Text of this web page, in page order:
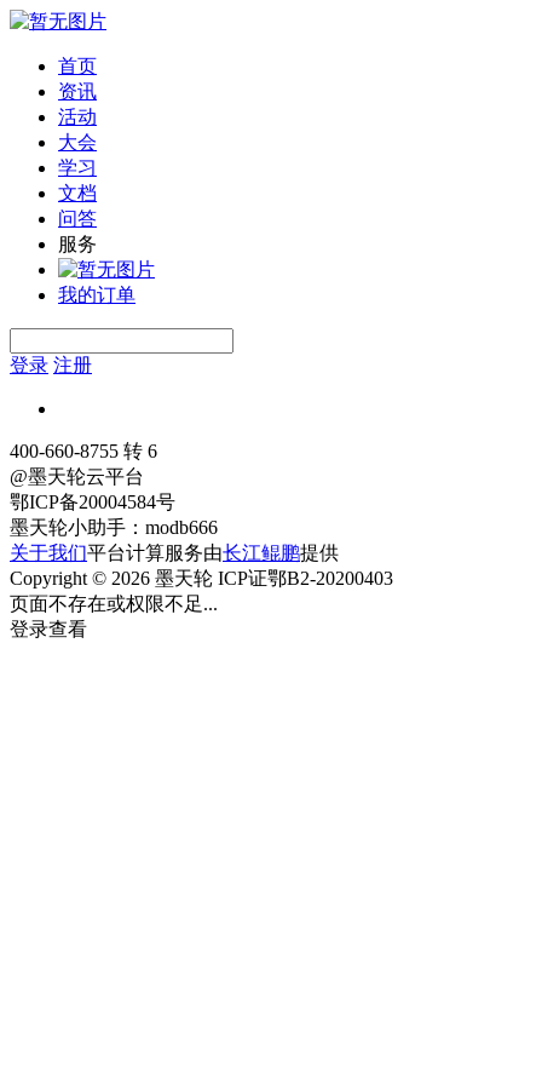
首页
资讯
活动
大会
学习
文档
问答
服务
我的订单
登录 注册
400-660-8755 转 6
@墨天轮云平台
鄂ICP备20004584号
墨天轮小助手：modb666
关于我们平台计算服务由长江鲲鹏提供
Copyright © 2026 墨天轮 ICP证鄂B2-20200403
页面不存在或权限不足...
登录查看